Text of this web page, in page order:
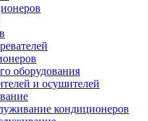
оборудования
и осушителей
кондиционеров